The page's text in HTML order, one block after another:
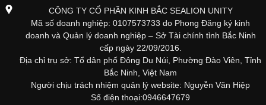
CÔNG TY CỔ PHẦN KINH BẮC SEALION UNITY
Mã số doanh nghiệp: 0107573733 do Phong Đăng ký kinh
doanh và Quản lý doanh nghiệp – Sở Tài chính tỉnh Bắc Ninh
cấp ngày 22/09/2016.
Địa chỉ trụ sở: Tổ dân phố Đông Du Núi, Phường Đào Viên, Tỉnh
Bắc Ninh, Việt Nam
Người chịu trách nhiệm quản lý website: Nguyễn Văn Hiệp
Số điện thoại:0946647679